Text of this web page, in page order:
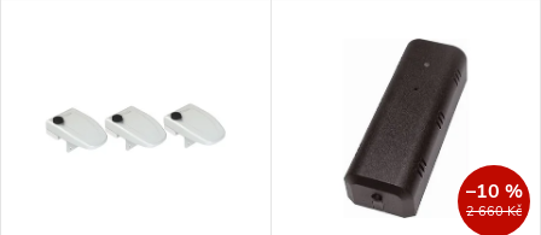
Abecedně
2 660 Kč
–10 %